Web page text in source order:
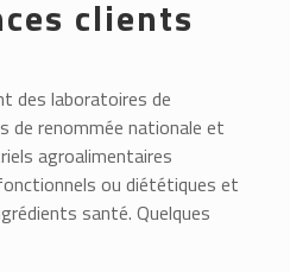
clients
des laboratoires de
de renommée nationale et
agroalimentaires
ou diététiques et
santé. Quelques